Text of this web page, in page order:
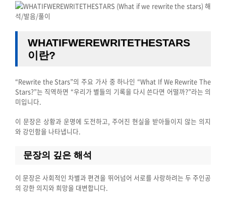
WHATIFWEREWRITETHESTARS
이란?
“Rewrite the Stars”의 주요 가사 중 하나인 “What If We Rewrite The
Stars?”는 직역하면 “우리가 별들의 기록을 다시 쓴다면 어떨까?”라는 의
미입니다.
이 문장은 상황과 운명에 도전하고, 주어진 현실을 받아들이지 않는 의지
와 강인함을 나타냅니다.
문장의 깊은 해석
이 문장은 사회적인 차별과 편견을 뛰어넘어 서로를 사랑하려는 두 주인공
의 강한 의지와 희망을 대변합니다.